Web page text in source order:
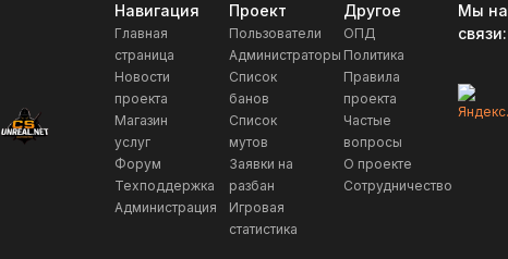
Навигация
Главная
страница
Новости
проекта
Магазин
услуг
Форум
Техподдержка
Администрация
Проект
Пользователи
Администраторы
Список
банов
Список
мутов
Заявки на
разбан
Игровая
статистика
Другое
ОПД
Политика
Правила
проекта
Частые
вопросы
О проекте
Сотрудничество
Мы на
связи: